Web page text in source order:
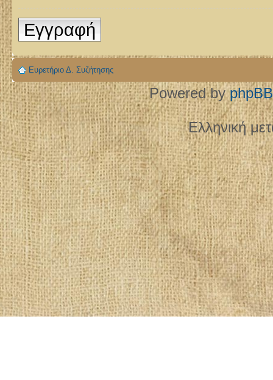
Εγγραφή
Ευρετήριο Δ. Συζήτησης
Powered byphpBB
Ελληνική